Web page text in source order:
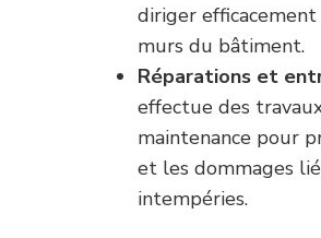
diriger efficacement
murs du bâtiment.
Réparations et
effectue des
maintenance pour
et les dommages
intempéries.